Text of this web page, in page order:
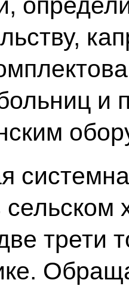
и
сельском
трети